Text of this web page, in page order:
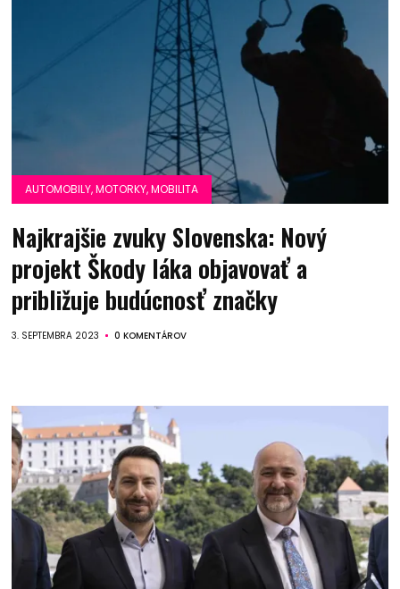
AUTOMOBILY, MOTORKY, MOBILITA
Najkrajšie zvuky Slovenska: Nový
projekt Škody láka objavovať a
približuje budúcnosť značky
3. SEPTEMBRA 2023 0 KOMENTÁROV